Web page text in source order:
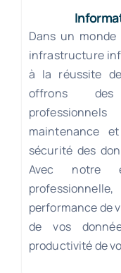
Dans un
infrastructure
à la réussite
offrons des
maintenance
sécurité des
Avec notre
performance de
de vos
productivité de